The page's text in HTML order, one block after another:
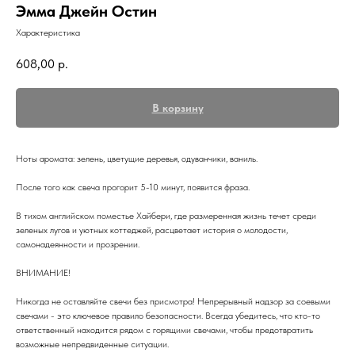
Эмма Джейн Остин
Характеристика
608,00 р.
В корзину
Ноты аромата: зелень, цветущие деревья, одуванчики, ваниль.
После того как свеча прогорит 5-10 минут, появится фраза.
В тихом английском поместье Хайбери, где размеренная жизнь течет среди
зеленых лугов и уютных коттеджей, расцветает история о молодости,
самонадеянности и прозрении.
ВНИМАНИЕ!
Никогда не оставляйте свечи без присмотра! Непрерывный надзор за соевыми
свечами - это ключевое правило безопасности. Всегда убедитесь, что кто-то
ответственный находится рядом с горящими свечами, чтобы предотвратить
возможные непредвиденные ситуации.